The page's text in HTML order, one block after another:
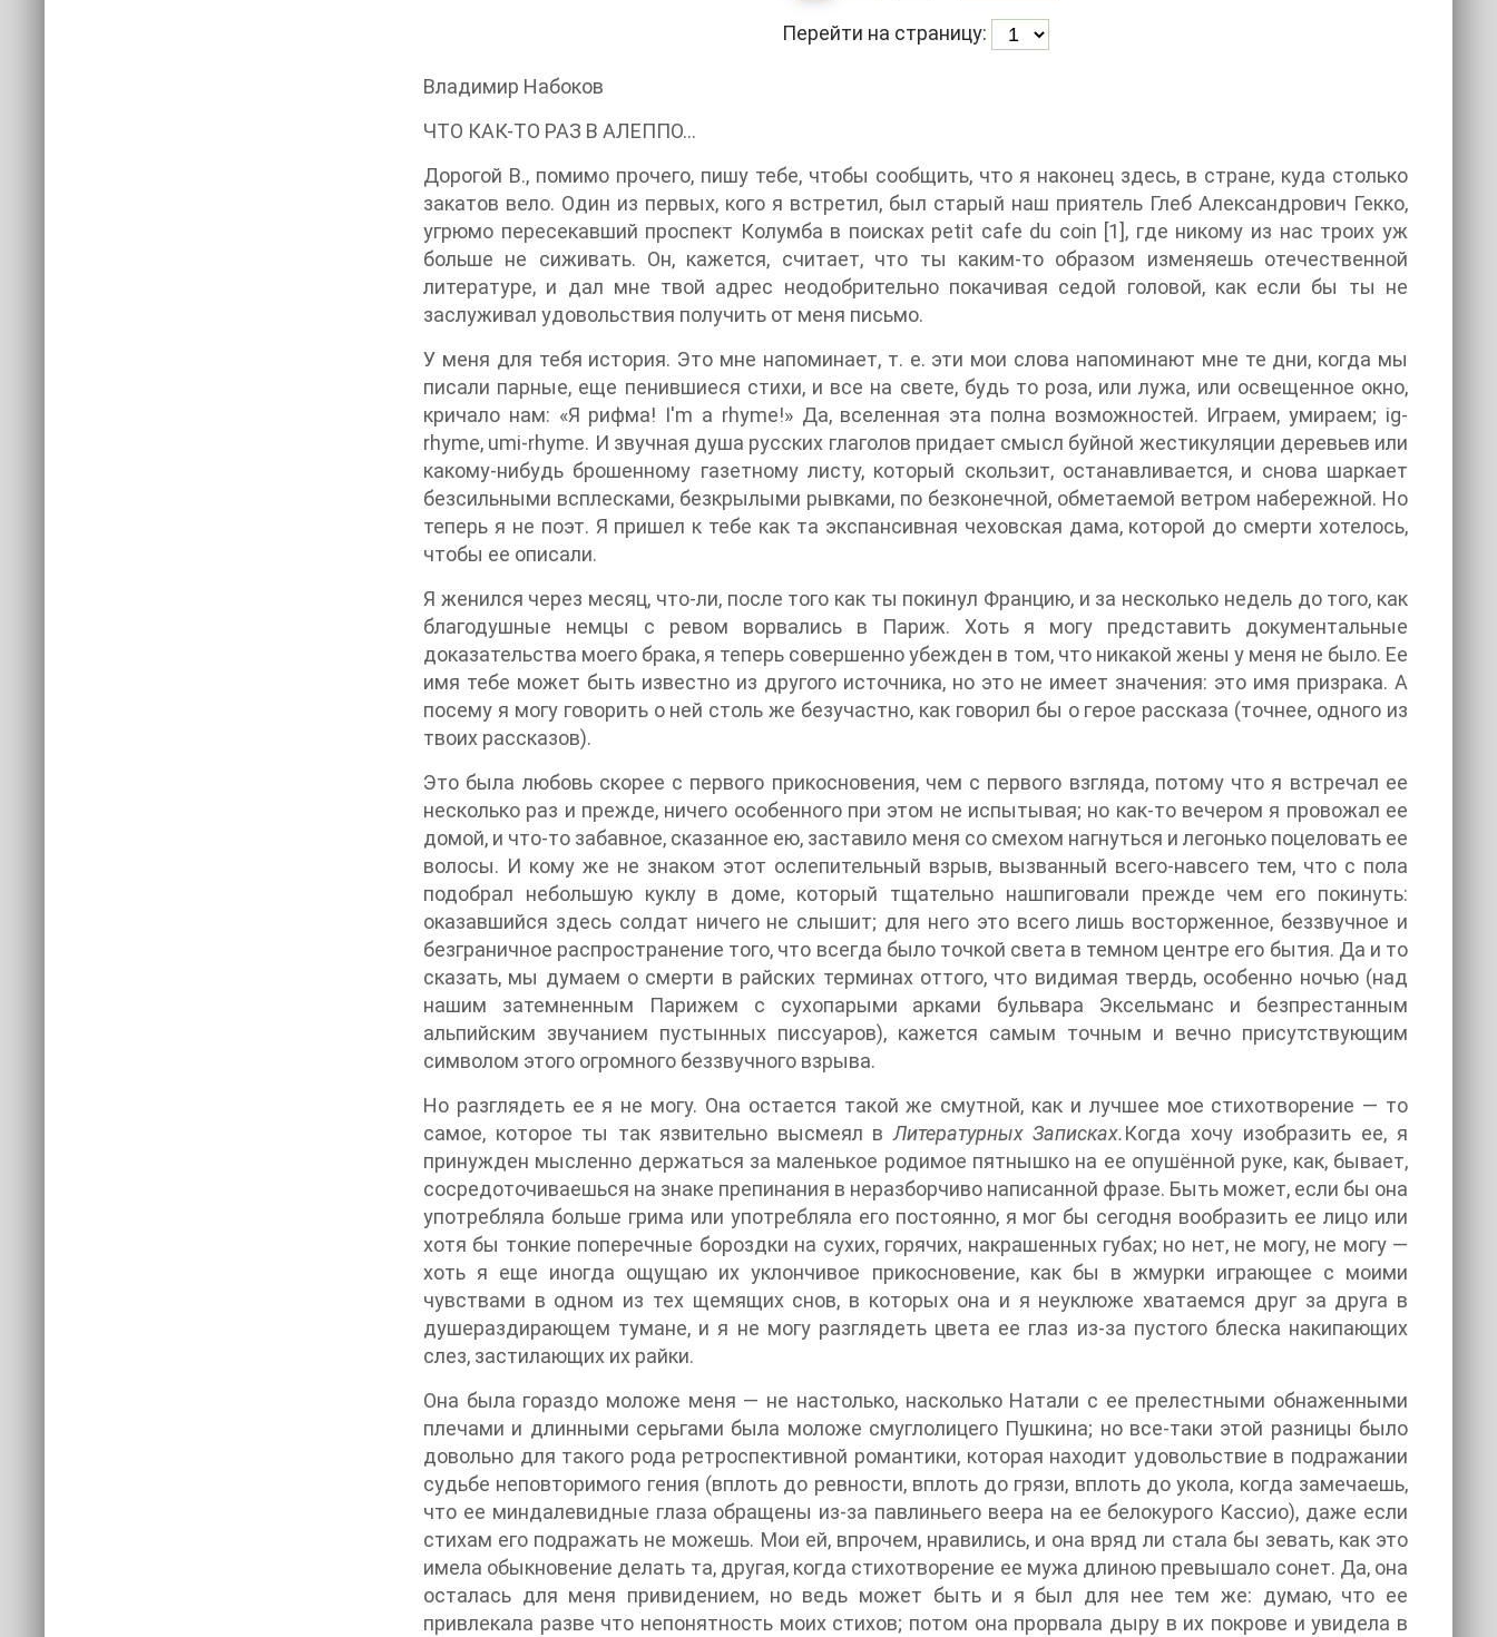
Перейти на страницу:
Владимир Набоков
ЧТО КАК-ТО РАЗ В АЛЕППО…
Дорогой В., помимо прочего, пишу тебе, чтобы сообщить, что я наконец здесь, в стране, куда столько
закатов вело. Один из первых, кого я встретил, был старый наш приятель Глеб Александрович Гекко,
угрюмо пересекавший проспект Колумба в поисках petit cafe du coin [1], где никому из нас троих уж
больше не сиживать. Он, кажется, считает, что ты каким-то образом изменяешь отечественной
литературе, и дал мне твой адрес неодобрительно покачивая седой головой, как если бы ты не
заслуживал удовольствия получить от меня письмо.
У меня для тебя история. Это мне напоминает, т. е. эти мои слова напоминают мне те дни, когда мы
писали парные, еще пенившиеся стихи, и все на свете, будь то роза, или лужа, или освещенное окно,
кричало нам: «Я рифма! I'm a rhyme!» Да, вселенная эта полна возможностей. Играем, умираем; ig-
rhyme, umi-rhyme. И звучная душа русских глаголов придает смысл буйной жестикуляции деревьев или
какому-нибудь брошенному газетному листу, который скользит, останавливается, и снова шаркает
безсильными всплесками, безкрылыми рывками, по безконечной, обметаемой ветром набережной. Но
теперь я не поэт. Я пришел к тебе как та экспансивная чеховская дама, которой до смерти хотелось,
чтобы ее описали.
Я женился через месяц, что-ли, после того как ты покинул Францию, и за несколько недель до того, как
благодушные немцы с ревом ворвались в Париж. Хоть я могу представить документальные
доказательства моего брака, я теперь совершенно убежден в том, что никакой жены у меня не было. Ее
имя тебе может быть известно из другого источника, но это не имеет значения: это имя призрака. А
посему я могу говорить о ней столь же безучастно, как говорил бы о герое рассказа (точнее, одного из
твоих рассказов).
Это была любовь скорее с первого прикосновения, чем с первого взгляда, потому что я встречал ее
несколько раз и прежде, ничего особенного при этом не испытывая; но как-то вечером я провожал ее
домой, и что-то забавное, сказанное ею, заставило меня со смехом нагнуться и легонько поцеловать ее
волосы. И кому же не знаком этот ослепительный взрыв, вызванный всего-навсего тем, что с пола
подобрал небольшую куклу в доме, который тщательно нашпиговали прежде чем его покинуть:
оказавшийся здесь солдат ничего не слышит; для него это всего лишь восторженное, беззвучное и
безграничное распространение того, что всегда было точкой света в темном центре его бытия. Да и то
сказать, мы думаем о смерти в райских терминах оттого, что видимая твердь, особенно ночью (над
нашим затемненным Парижем с сухопарыми арками бульвара Эксельманс и безпрестанным
альпийским звучанием пустынных писсуаров), кажется самым точным и вечно присутствующим
символом этого огромного беззвучного взрыва.
Но разглядеть ее я не могу. Она остается такой же смутной, как и лучшее мое стихотворение — то
самое, которое ты так язвительно высмеял в Литературных Записках.Когда хочу изобразить ее, я
принужден мысленно держаться за маленькое родимое пятнышко на ее опушённой руке, как, бывает,
сосредоточиваешься на знаке препинания в неразборчиво написанной фразе. Быть может, если бы она
употребляла больше грима или употребляла его постоянно, я мог бы сегодня вообразить ее лицо или
хотя бы тонкие поперечные бороздки на сухих, горячих, накрашенных губах; но нет, не могу, не могу —
хоть я еще иногда ощущаю их уклончивое прикосновение, как бы в жмурки играющее с моими
чувствами в одном из тех щемящих снов, в которых она и я неуклюже хватаемся друг за друга в
душераздирающем тумане, и я не могу разглядеть цвета ее глаз из-за пустого блеска накипающих
слез, застилающих их райки.
Она была гораздо моложе меня — не настолько, насколько Натали с ее прелестными обнаженными
плечами и длинными серьгами была моложе смуглолицего Пушкина; но все-таки этой разницы было
довольно для такого рода ретроспективной романтики, которая находит удовольствие в подражании
судьбе неповторимого гения (вплоть до ревности, вплоть до грязи, вплоть до укола, когда замечаешь,
что ее миндалевидные глаза обращены из-за павлиньего веера на ее белокурого Кассио), даже если
стихам его подражать не можешь. Мои ей, впрочем, нравились, и она вряд ли стала бы зевать, как это
имела обыкновение делать та, другая, когда стихотворение ее мужа длиною превышало сонет. Да, она
осталась для меня привидением, но ведь может быть и я был для нее тем же: думаю, что ее
привлекала разве что непонятность моих стихов; потом она прорвала дыру в их покрове и увидела в